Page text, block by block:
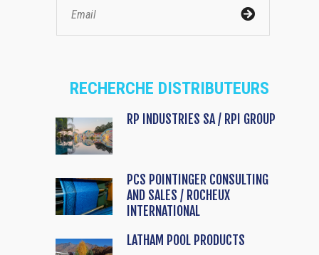
RECHERCHE DISTRIBUTEURS
RP INDUSTRIES SA / RPI GROUP
PCS POINTINGER CONSULTING
AND SALES / ROCHEUX
INTERNATIONAL
LATHAM POOL PRODUCTS